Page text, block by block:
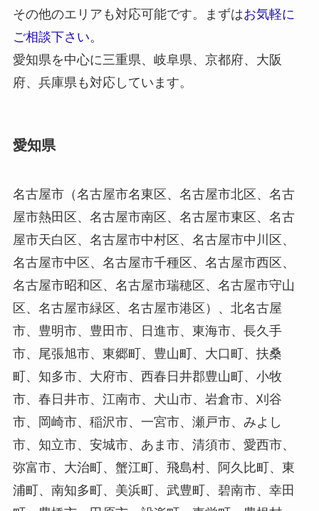
その他のエリアも対応可能です。まずはお気軽に
ご相談下さい。
愛知県を中心に三重県、岐阜県、京都府、大阪
府、兵庫県も対応しています。
愛知県
名古屋市（名古屋市名東区、名古屋市北区、名古
屋市熱田区、名古屋市南区、名古屋市東区、名古
屋市天白区、名古屋市中村区、名古屋市中川区、
名古屋市中区、名古屋市千種区、名古屋市西区、
名古屋市昭和区、名古屋市瑞穂区、名古屋市守山
区、名古屋市緑区、名古屋市港区）、北名古屋
市、豊明市、豊田市、日進市、東海市、長久手
市、尾張旭市、東郷町、豊山町、大口町、扶桑
町、知多市、大府市、西春日井郡豊山町、小牧
市、春日井市、江南市、犬山市、岩倉市、刈谷
市、岡崎市、稲沢市、一宮市、瀬戸市、みよし
市、知立市、安城市、あま市、清須市、愛西市、
弥富市、大治町、蟹江町、飛島村、阿久比町、東
浦町、南知多町、美浜町、武豊町、碧南市、幸田